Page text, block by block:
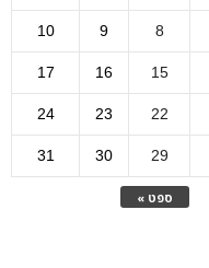
ספט »
8
9
10
15
16
17
22
23
24
29
30
31